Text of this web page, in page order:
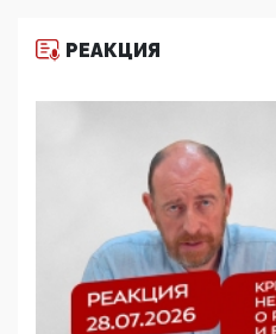
11:53, 09 Июня 2026
деятельность ИИТО
цифроглобалисты
повестку в образовании
09:43, 01 Июня 2026
5G за счет здоровья
отобрать у регионов и
защищать жилые дома и
05:58, 26 Мая 2026
РЕАКЦИЯ